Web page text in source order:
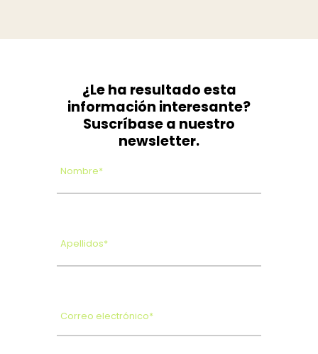
¿Le ha resultado esta
información interesante?
Suscríbase a nuestro
newsletter.
Nombre*
Apellidos*
Correo electrónico*